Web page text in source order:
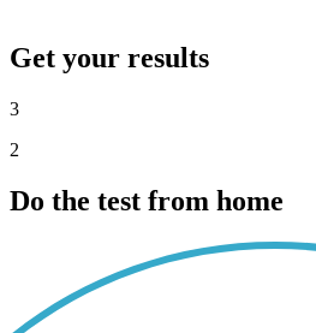
Get your results
3
2
Do the test from home